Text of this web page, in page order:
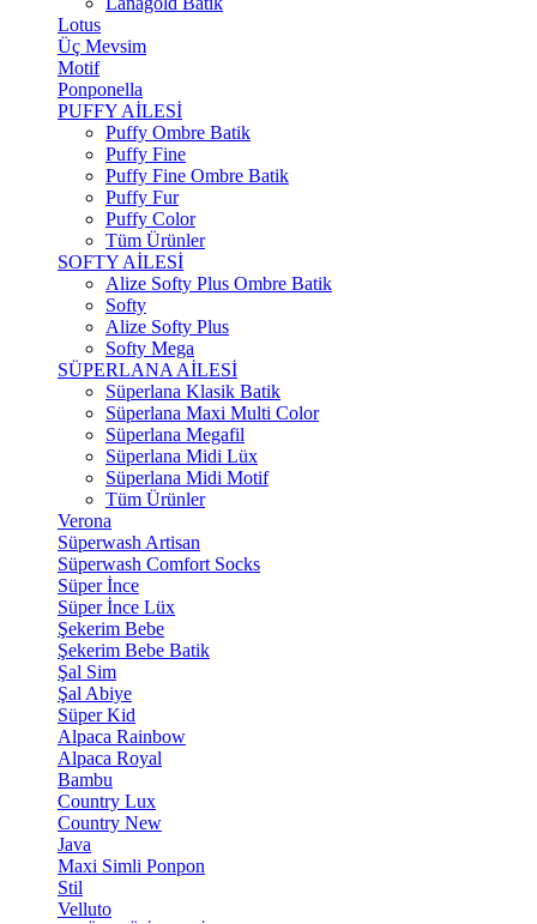
Lotus
Üç Mevsim
Motif
Ponponella
PUFFY AİLESİ
Puffy Ombre Batik
Puffy Fine
Puffy Fine Ombre Batik
Puffy Fur
Puffy Color
Tüm Ürünler
SOFTY AİLESİ
Alize Softy Plus Ombre Batik
Softy
Alize Softy Plus
Softy Mega
SÜPERLANA AİLESİ
Süperlana Klasik Batik
Süperlana Maxi Multi Color
Süperlana Megafil
Süperlana Midi Lüx
Süperlana Midi Motif
Tüm Ürünler
Verona
Süperwash Artisan
Süperwash Comfort Socks
Süper İnce
Süper İnce Lüx
Şekerim Bebe
Şekerim Bebe Batik
Şal Sim
Şal Abiye
Süper Kid
Alpaca Rainbow
Alpaca Royal
Bambu
Country Lux
Country New
Java
Maxi Simli Ponpon
Stil
Velluto